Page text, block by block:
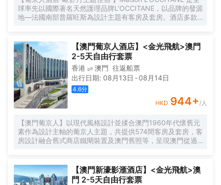
情享受我們提供給入住賓客免費使用的無邊際泳池。飽覽主
教山聖堂、優美海景及被驚豔的南灣湖景色包圍，在這個寧
了壯麗的南灣湖景色，讓您感受到與大自然的親密接觸。
球率先以國際著名天然護理品牌L’OCCITANE，以品牌的發源
地—法國南部普羅旺斯為設計主題有客房及套房。酒店多款
的獨特魅力和現代法國風情。【澳門葡京人酒店】<金光飛航>澳門
2-5天自由行套票
香港 澳門 往返船票
出行日期: 08月13日 -08月14日
4.6分
HKD 944+/人
【澳門葡京人】以現代風格設計並揉合澳門1960年代懷舊元
素作為設計主軸的葡京人主題，共提供574間客房及套房，客
房設計融合舊式商店鐵閘裝置及澳門舊照等，呈現澳門從過
【澳門新濠影滙酒店】<金光飛航>澳
門 2-5天自由行套票